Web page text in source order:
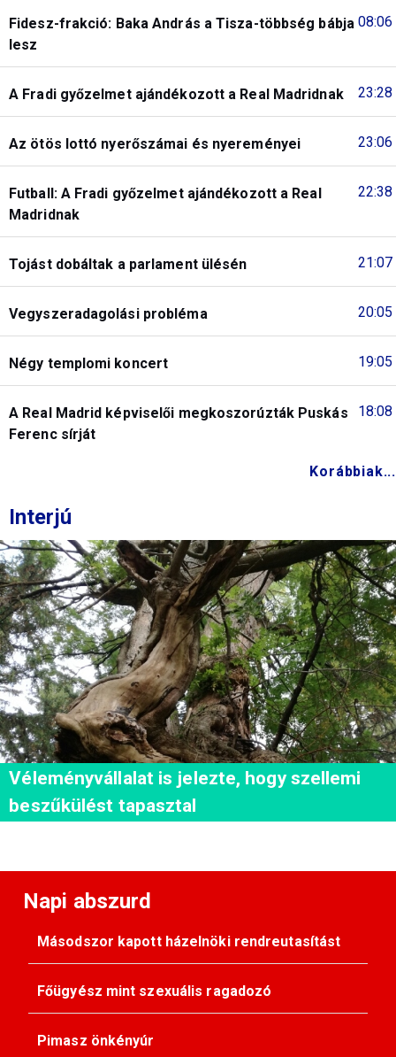
08:06
Fidesz-frakció: Baka András a Tisza-többség bábja
lesz
23:28
A Fradi győzelmet ajándékozott a Real Madridnak
23:06
Az ötös lottó nyerőszámai és nyereményei
22:38
Futball: A Fradi győzelmet ajándékozott a Real
Madridnak
21:07
Tojást dobáltak a parlament ülésén
20:05
Vegyszeradagolási probléma
19:05
Négy templomi koncert
18:08
A Real Madrid képviselői megkoszorúzták Puskás
Ferenc sírját
Korábbiak...
Interjú
Véleményvállalat is jelezte, hogy szellemi
beszűkülést tapasztal
Napi abszurd
Másodszor kapott házelnöki rendreutasítást
Főügyész mint szexuális ragadozó
Pimasz önkényúr